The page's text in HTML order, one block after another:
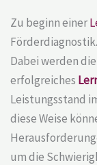
Zu beginn einer
Förderdiagnostik.
Dabei werden
erfolgreiches
Leistungsstand
diese Weise
um die